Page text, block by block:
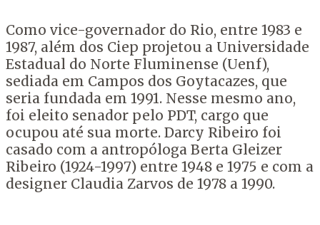
Como vice-governador do Rio, entre 1983 e
1987, além dos Ciep projetou a Universidade
Estadual do Norte Fluminense (Uenf),
sediada em Campos dos Goytacazes, que
seria fundada em 1991. Nesse mesmo ano,
foi eleito senador pelo PDT, cargo que
ocupou até sua morte. Darcy Ribeiro foi
casado com a antropóloga Berta Gleizer
Ribeiro (1924-1997) entre 1948 e 1975 e com a
designer Claudia Zarvos de 1978 a 1990.